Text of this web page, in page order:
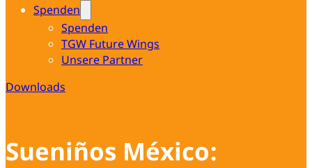
Spenden
Spenden
TGW Future Wings
Unsere Partner
Downloads
Sueniños México: